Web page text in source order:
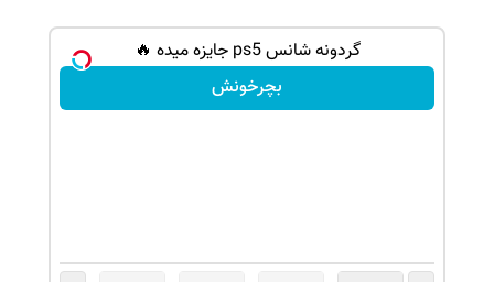
گردونه شانس ps5 جایزه میده 🔥
بچرخونش